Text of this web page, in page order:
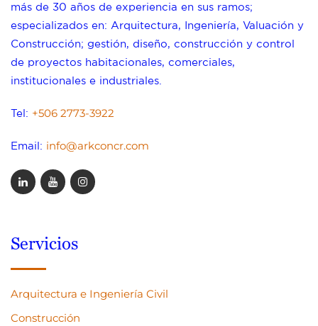
más de 30 años de experiencia en sus ramos;
especializados en: Arquitectura, Ingeniería, Valuación y
Construcción; gestión, diseño, construcción y control
de proyectos habitacionales, comerciales,
institucionales e industriales.
Tel: +506 2773-3922
Email: info@arkconcr.com
Servicios
Arquitectura e Ingeniería Civil
Construcción